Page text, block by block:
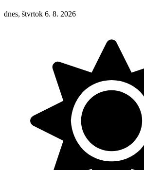
dnes, štvrtok 6. 8. 2026